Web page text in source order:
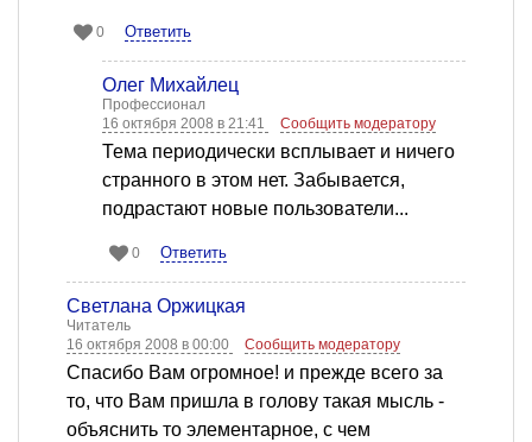
0 Ответить
Олег Михайлец
Профессионал
16 октября 2008 в 21:41
Сообщить модератору
Тема периодически всплывает и ничего
странного в этом нет. Забывается,
подрастают новые пользователи...
0 Ответить
Светлана Оржицкая
Читатель
16 октября 2008 в 00:00
Сообщить модератору
Спасибо Вам огромное! и прежде всего за
то, что Вам пришла в голову такая мысль -
объяснить то элементарное, с чем